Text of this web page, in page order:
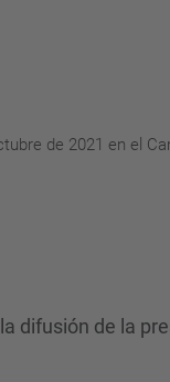
de 2021 en el
difusión de la